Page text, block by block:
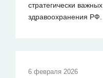
стратегически
здравоохранения РФ.
6 февраля 2026